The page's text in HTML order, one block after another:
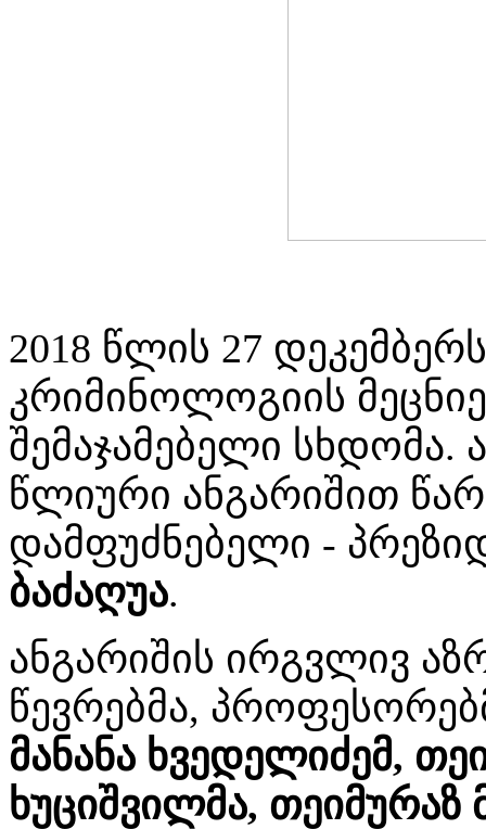
2018 წლის 27
კრიმინოლოგიის
შემაჯამებელი სხდომა.
წლიური ანგარიშით
დამფუძნებელი -
ბაძაღუა.
ანგარიშის ირგვლივ
წევრებმა,
მანანა ხვედელიძემ,
ხუციშვილმა,